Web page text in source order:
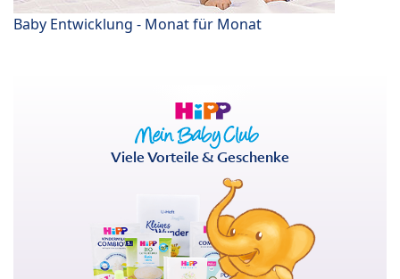
Baby Entwicklung - Monat für Monat
Viele Vorteile & Geschenke